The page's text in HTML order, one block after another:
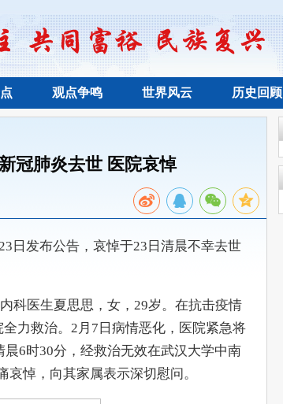
观点争鸣 世界风云 历史回顾
冠肺炎去世 医院哀悼
发布公告，哀悼于23日清晨不幸去世
医生夏思思，女，29岁。在抗击疫情
力救治。2月7日病情恶化，医院紧急将
6时30分，经救治无效在武汉大学中南
悼，向其家属表示深切慰问。